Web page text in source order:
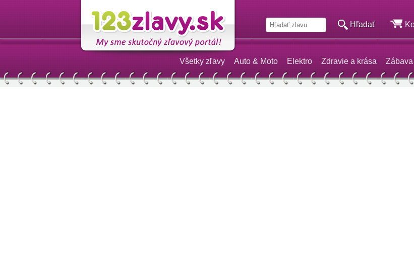
Hľadať
Všetky zľavy Auto & Moto Elektro Zdravie a krása